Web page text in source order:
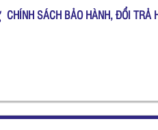
CHÍNH SÁCH BẢO HÀNH, ĐỔI TRẢ